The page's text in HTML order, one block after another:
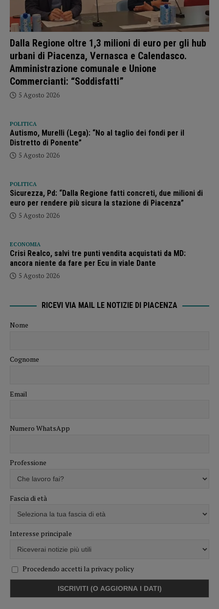
Dalla Regione oltre 1,3 milioni di euro per gli hub
urbani di Piacenza, Vernasca e Calendasco.
Amministrazione comunale e Unione
Commercianti: “Soddisfatti”
5 Agosto 2026
POLITICA
Autismo, Murelli (Lega): “No al taglio dei fondi per il
Distretto di Ponente”
5 Agosto 2026
POLITICA
Sicurezza, Pd: “Dalla Regione fatti concreti, due milioni di
euro per rendere più sicura la stazione di Piacenza”
5 Agosto 2026
ECONOMIA
Crisi Realco, salvi tre punti vendita acquistati da MD:
ancora niente da fare per Ecu in viale Dante
5 Agosto 2026
RICEVI VIA MAIL LE NOTIZIE DI PIACENZA
Nome
Cognome
Email
Numero WhatsApp
Professione
Fascia di età
Interesse principale
Procedendo accetti la privacy policy